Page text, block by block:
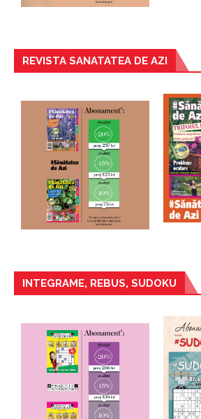
REVISTA SANATATEA DE AZI
INTEGRAME, REBUS, SUDOKU